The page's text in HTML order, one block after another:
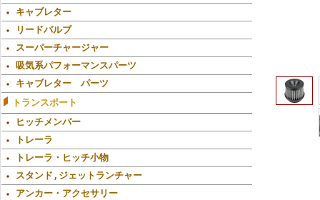
キャブレター
リードバルブ
スーパーチャージャー
吸気系パフォーマンスパーツ
キャブレター パーツ
トランスポート
ヒッチメンバー
トレーラ
トレーラ・ヒッチ小物
スタンド,ジェットランチャー
アンカー・アクセサリー